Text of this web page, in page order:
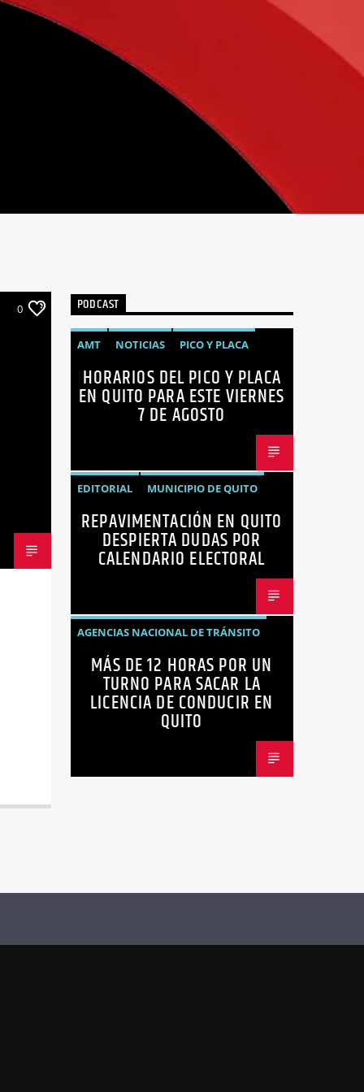
0 PODCAST
AMT NOTICIAS
PICO Y PLACA
QUITO
SANCIONES
HORARIOS DEL PICO Y PLACA
EN QUITO PARA ESTE VIERNES
7 DE AGOSTO
EDITORIAL
MUNICIPIO DE QUITO
NOTICIAS
OPINIÓN
QUITO
REPAVIMENTACIÓN
REPAVIMENTACIÓN EN QUITO
DESPIERTA DUDAS POR
CALENDARIO ELECTORAL
AGENCIAS NACIONAL DE TRÁNSITO
ECUADOR
LICENCIAS NOTICIAS
MÁS DE 12 HORAS POR UN
TURNO PARA SACAR LA
LICENCIA DE CONDUCIR EN
QUITO